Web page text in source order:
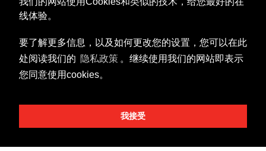
线体验。
要了解更多信息，以及如何更改您的设置，您可以在此
处阅读我们的 隐私政策 。继续使用我们的网站即表示
您同意使用cookies。
我接受
云台控制器
关联